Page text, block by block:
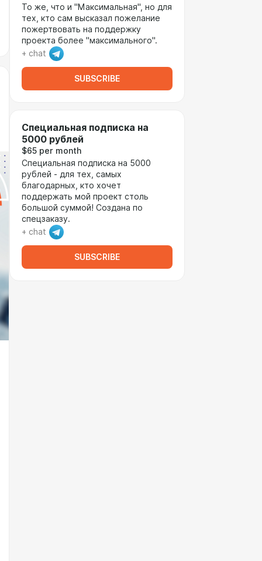
То же, что и "Максимальная", но для
тех, кто сам высказал пожелание
пожертвовать на поддержку
проекта более "максимального".
+ chat
SUBSCRIBE
Специальная подписка на
5000 рублей
$65 per month
Специальная подписка на 5000
рублей - для тех, самых
благодарных, кто хочет
поддержать мой проект столь
большой суммой! Создана по
спецзаказу.
+ chat
SUBSCRIBE